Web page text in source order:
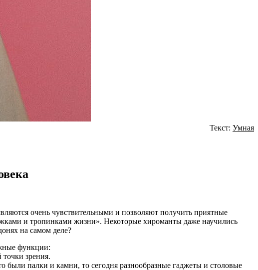
Текст: Умная
очень чувствительными и позволяют получить приятные
и тропинками жизни». Некоторые хироманты даже научились
на самом деле?
функции:
зрения.
были палки и камни, то сегодня разнообразные гаджеты и столовые